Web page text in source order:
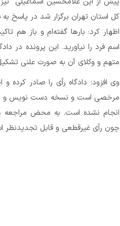
کل استان تهران برگزار شد در پاسخ
اظهار کرد: بارها گفته‌ام و باز هم
اسم فرد را نیاورید. این پرونده
متهم و وکلای آن به صورت علنی
وی افزود: دادگاه رأی را صادر کرده
مرخصی است و نسخه دست نویس و
انجام نشده است. به محض مراجعه
چون رأی غیرقطعی و قابل تجدیدنظر